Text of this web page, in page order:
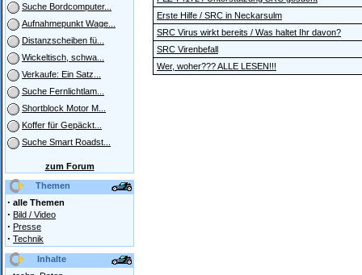
Suche Bordcomputer...
Aufnahmepunkt Wage...
Distanzscheiben fü...
Wickeltisch, schwa...
Verkaufe: Ein Satz...
Suche Fernlichtlam...
Shortblock Motor M...
Koffer für Gepäckt...
Suche Smart Roadst...
zum Forum
Themen
· alle Themen
· Bild / Video
· Presse
· Technik
Inhalte
Erste Hilfe / SRC in Neckarsulm
SRC Virus wirkt bereits / Was haltet Ihr davon?
SRC Virenbefall
Wer, woher??? ALLE LESEN!!!